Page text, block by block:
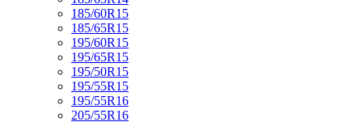
185/60R15
185/65R15
195/60R15
195/65R15
195/50R15
195/55R15
195/55R16
205/55R16